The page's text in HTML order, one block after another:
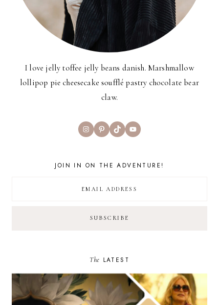
I love jelly toffee jelly beans danish. Marshmallow
lollipop pie cheesecake soufflé pastry chocolate bear
claw.
InstagramPinterest
TikTokYouTube
JOIN IN ON THE ADVENTURE!
The LATEST